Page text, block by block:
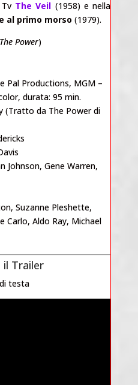
The Veil (1958) e nella
al primo morso (1979).
The Power)
Pal Productions, MGM –
durata: 95 min.
(Tratto da The Powerdi
Johnson, Gene Warren,
Suzanne Pleshette,
Carlo, Aldo Ray, Michael
il Trailer
testa